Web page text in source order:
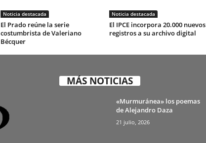
Noticia destacada
El Prado reúne la serie
costumbrista de Valeriano
Bécquer
Noticia destacada
El IPCE incorpora 20.000 nuevos
registros a su archivo digital
MÁS NOTICIAS
«Murmuránea» los poemas
de Alejandro Daza
21 julio, 2026